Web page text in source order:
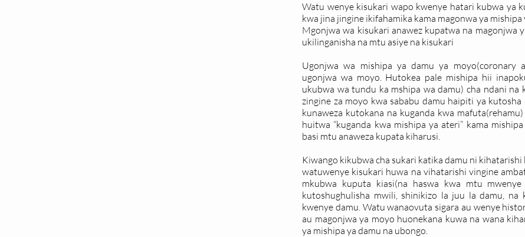
Watu wenye kisukari wapo kwenye hatari kubwa ya
kwa jina jingine ikifahamika kama magonwa ya
Mgonjwa wa kisukari anawez kupatwa na magonjwa
ukilinganisha na mtu asiye na kisukari
Ugonjwa wa mishipa ya damu ya moyo(coronary
ugonjwa wa moyo. Hutokea pale mishipa hii
ukubwa wa tundu ka mshipa wa damu) cha ndani na
zingine za moyo kwa sababu damu haipiti ya
kunaweza kutokana na kuganda kwa
huitwa “kuganda kwa mishipa ya ateri” kama
basi mtu anaweza kupata kiharusi.
Kiwango kikubwa cha sukari katika damu ni
watuwenye kisukari huwa na vihatarishi vingine
mkubwa kuputa kiasi(na haswa kwa mtu
kutoshughulisha mwili, shinikizo la juu la damu, na
kwenye damu. Watu wanaovuta sigara au wenye
au magonjwa ya moyo huonekana kuwa na wana
ya mishipa ya damu na ubongo.